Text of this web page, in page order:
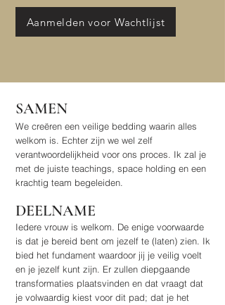
Aanmelden voor Wachtlijst
SAMEN
We creëren een veilige bedding waarin alles
welkom is. Echter zijn we wel zelf
verantwoordelijkheid voor ons proces. Ik zal je
met de juiste teachings, space holding en een
krachtig team begeleiden.
DEELNAME
Iedere vrouw is welkom. De enige voorwaarde
is dat je bereid bent om jezelf te (laten) zien. Ik
bied het fundament waardoor jij je veilig voelt
en je jezelf kunt zijn. Er zullen diepgaande
transformaties plaatsvinden en dat vraagt dat
je volwaardig kiest voor dit pad; dat je het